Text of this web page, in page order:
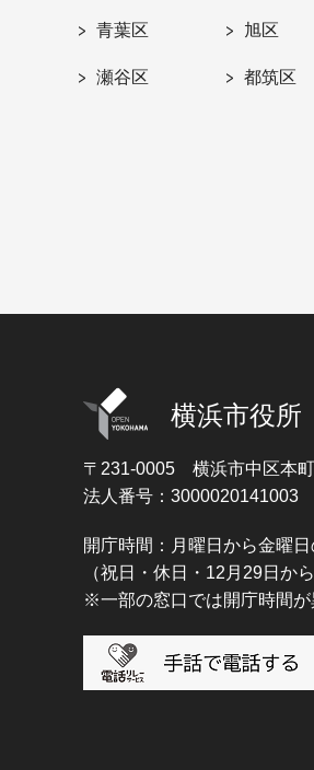
青葉区 旭区
瀬谷区 都筑区
横浜市役所
〒231-0005 横浜市中区本
法人番号：3000020141003
開庁時間：月曜日から金曜
（祝日・休日・12月29日か
※一部の窓口では開庁時間